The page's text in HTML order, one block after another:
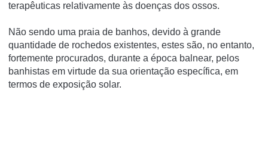
terapêuticas relativamente às doenças dos ossos.
Não sendo uma praia de banhos, devido à grande
quantidade de rochedos existentes, estes são, no entanto,
fortemente procurados, durante a época balnear, pelos
banhistas em virtude da sua orientação específica, em
termos de exposição solar.